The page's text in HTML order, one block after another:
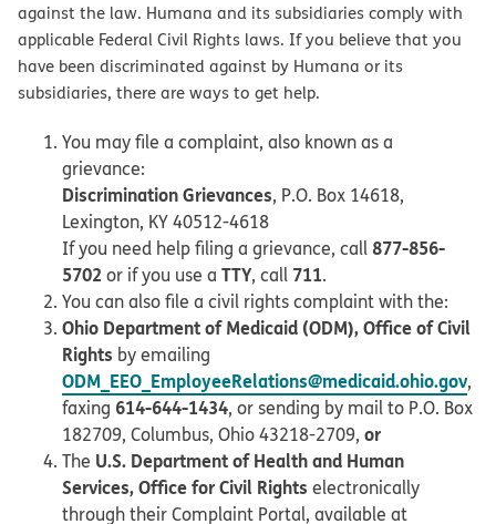
against the law. Humana and its subsidiaries comply with
applicable Federal Civil Rights laws. If you believe that you
have been discriminated against by Humana or its
subsidiaries, there are ways to get help.
You may file a complaint, also known as a
grievance:
Discrimination Grievances, P.O. Box 14618,
Lexington, KY 40512-4618
If you need help filing a grievance, call877-856-
5702 or if you use a TTY, call 711.
You can also file a civil rights complaint with the:
Ohio Department of Medicaid (ODM), Office of Civil
Rights by emailing
ODM_EEO_EmployeeRelations@medicaid.ohio.gov,
faxing 614-644-1434, or sending by mail to P.O. Box
182709, Columbus, Ohio 43218-2709, or
The U.S. Department of Health and Human
Services, Office for Civil Rights electronically
through their Complaint Portal, available at